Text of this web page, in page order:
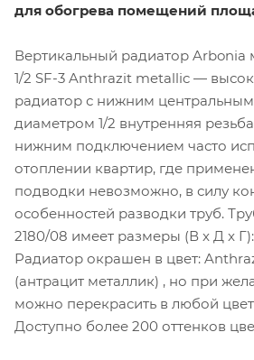
для обогрева помещений
Вертикальный радиатор Arbonia
1/2 SF-3 Anthrazit metallic —
радиатор с нижним
диаметром 1/2 внутренняя
нижним подключением часто
отоплении квартир, где
подводки невозможно, в силу
особенностей разводки труб.
2180/08 имеет размеры (В x Д x
Радиатор окрашен в цвет:
(антрацит металлик) , но при
можно перекрасить в любой
Доступно более 200 оттенков